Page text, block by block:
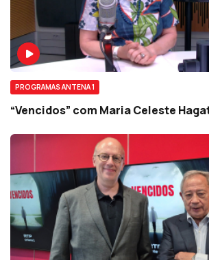
PROGRAMAS ANTENA 1
“Vencidos” com Maria Celeste